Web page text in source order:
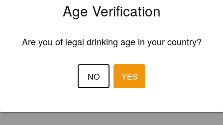
Age Verification
Are you of legal drinking age in your country?
NO YES